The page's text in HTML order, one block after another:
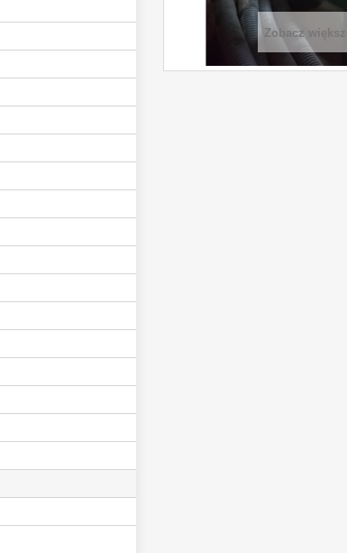
Zobacz większe